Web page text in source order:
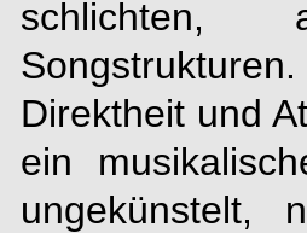
schlichten,
Direktheit und
ein
ungekünstelt,